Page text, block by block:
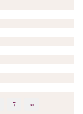
7 ∞